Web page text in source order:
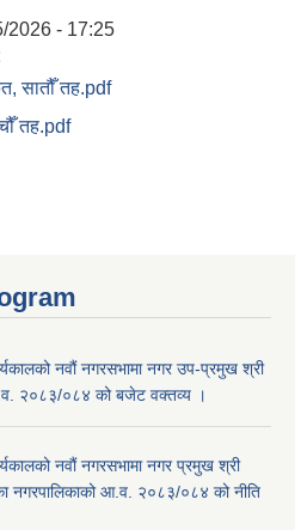
2026 - 17:25
सातौँ तह.pdf
तह.pdf
नवौं नगरसभामा नगर उप-प्रमुख श्री
२०८३/०८४ को बजेट वक्तव्य ।
नवौं नगरसभामा नगर प्रमुख श्री
नगरपालिकाको आ.व. २०८३/०८४ को नीति